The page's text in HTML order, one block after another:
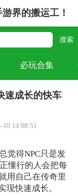
界的搬运工！
必玩合集
速成长的快车
14:08:51
觉得NPC只是发
懂行的人会把每
用自己在传奇里
现快速成长。